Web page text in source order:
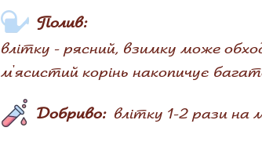
Полив:
влітку - рясний, взимку може
м'ясистий корінь накопичує
Добриво: влітку 1-2 рази на